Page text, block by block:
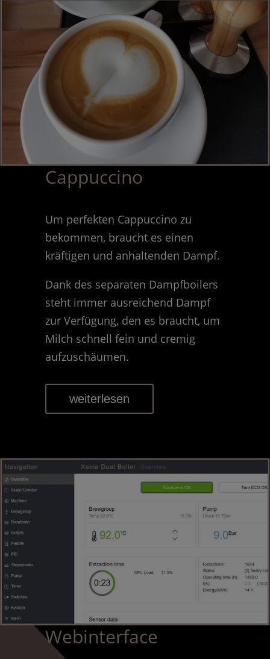
Cappuccino
Um perfekten Cappuccino zu
bekommen, braucht es einen
kräftigen und anhaltenden Dampf.
Dank des separaten Dampfboilers
steht immer ausreichend Dampf
zur Verfügung, den es braucht, um
Milch schnell fein und cremig
aufzuschäumen.
weiterlesen
Webinterface